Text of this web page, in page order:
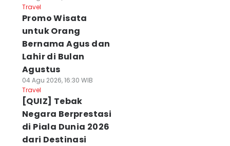
Travel
Promo Wisata
untuk Orang
Bernama Agus dan
Lahir di Bulan
Agustus
04 Agu 2026, 16:30 WIB
Travel
[QUIZ] Tebak
Negara Berprestasi
di Piala Dunia 2026
dari Destinasi